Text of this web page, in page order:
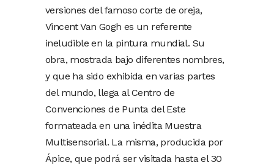
versiones del famoso corte de oreja,
Vincent Van Gogh es un referente
ineludible en la pintura mundial. Su
obra, mostrada bajo diferentes nombres,
y que ha sido exhibida en varias partes
del mundo, llega al Centro de
Convenciones de Punta del Este
formateada en una inédita Muestra
Multisensorial. La misma, producida por
Ápice, que podrá ser visitada hasta el 30